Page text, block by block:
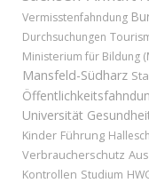
Vermisstenfahndung
Durchsuchungen
Ministerium für Bildung
Mansfeld-Südharz
Universität
Kinder Führung
Verbraucherschutz
Kontrollen Studium